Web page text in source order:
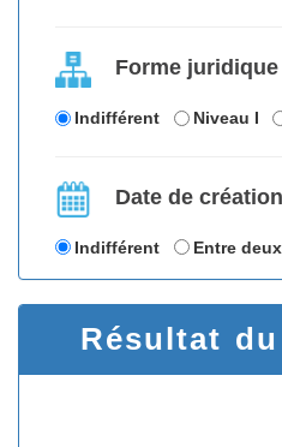
Forme juridique
Indifférent Niveau I
Date de création
Indifférent Entre
Résultat